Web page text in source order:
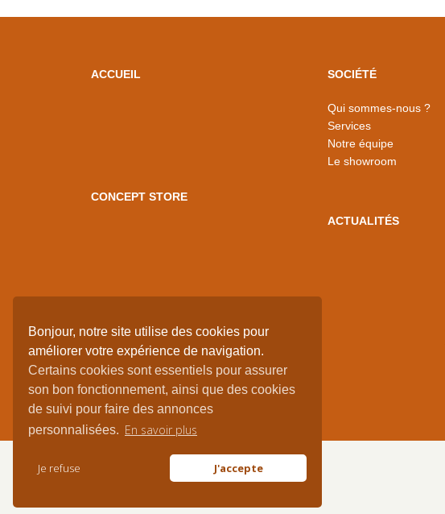
Bonjour, notre site utilise des cookies pour
améliorer votre expérience de navigation.
Certains cookies sont essentiels pour assurer
son bon fonctionnement, ainsi que des cookies
de suivi pour faire des annonces
personnalisées. En savoir plus
Je refuse J'accepte
ACCUEIL SOCIÉTÉ
Qui sommes-nous ?
Services
Notre équipe
Le showroom
CONCEPT STORE
ACTUALITÉS